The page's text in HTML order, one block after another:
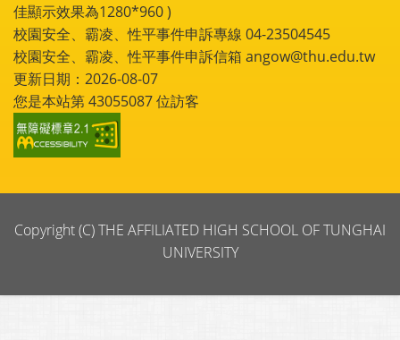
佳顯示效果為1280*960 )
校園安全、霸凌、性平事件申訴專線 04-23504545
校園安全、霸凌、性平事件申訴信箱 angow@thu.edu.tw
更新日期：2026-08-07
您是本站第43055087位訪客
Copyright (C) THE AFFILIATED HIGH SCHOOL OF TUNGHAI
UNIVERSITY